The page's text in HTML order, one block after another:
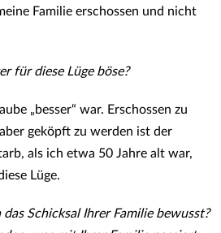
Familie erschossen und nicht
für diese Lüge böse?
„besser“ war. Erschossen zu
geköpft zu werden ist der
als ich etwa 50 Jahre alt war,
Lüge.
Schicksal Ihrer Familie bewusst?